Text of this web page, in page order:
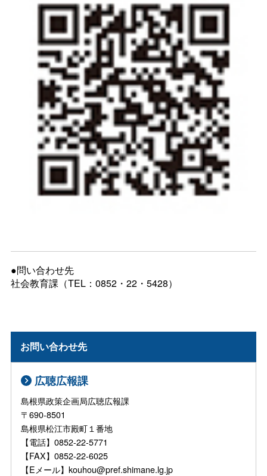
●問い合わせ先
社会教育課（TEL：0852・22・5428）
お問い合わせ先
広聴広報課
島根県政策企画局広聴広報課
〒690-8501
島根県松江市殿町１番地
【電話】0852-22-5771
【FAX】0852-22-6025
【Eメール】kouhou@pref.shimane.lg.jp